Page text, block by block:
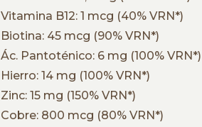
Vitamina B12: 1 mcg (40% VRN*)
Biotina: 45 mcg (90% VRN*)
Ác. Pantoténico: 6 mg (100% VRN*)
Hierro: 14 mg (100% VRN*)
Zinc: 15 mg (150% VRN*)
Cobre: 800 mcg (80% VRN*)